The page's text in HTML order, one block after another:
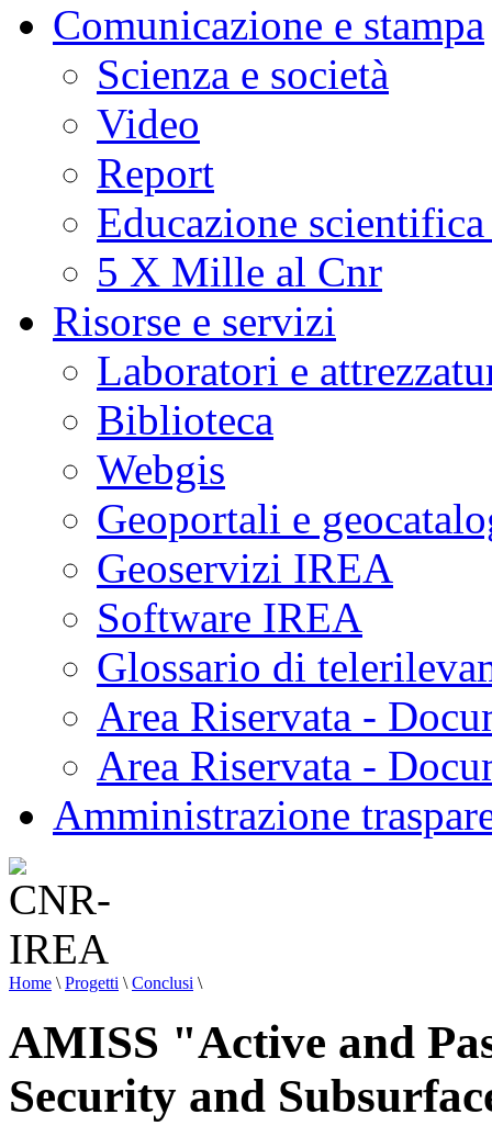
Comunicazione e stampa
Scienza e società
Video
Report
Educazione
5 X Mille al Cnr
Risorse e servizi
Laboratori e
Biblioteca
Webgis
Geoportali e
Geoservizi IREA
Software IREA
Glossario di
Area Riservata -
Area Riservata -
Amministrazione
Home \ Progetti \ Conclusi \
AMISS "Active and
Security and